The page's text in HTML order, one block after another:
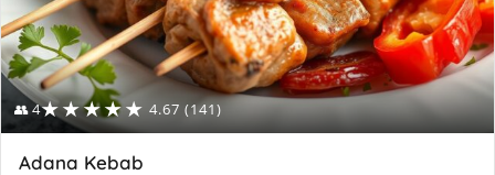
👥 4★★★★★ 4.67 (141)
Adana Kebab